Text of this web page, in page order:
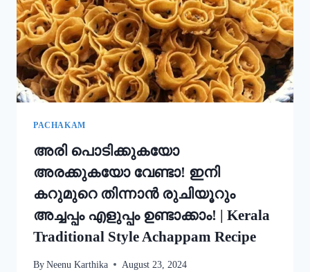
ഒരു
തവണ
ഇങ്ങനെ
ഉണ്ടാക്കൂ!
|
SUPER
DOSA
PACHAKAM
അരി പൊടിക്കുകയോ
അരക്കുകയോ വേണ്ടാ! ഇനി
കറുമുറെ തിന്നാൻ രുചിയൂറും
അച്ചപ്പം എളുപ്പം ഉണ്ടാക്കാം! | Kerala
Traditional Style Achappam Recipe
By Neenu Karthika August 23, 2024